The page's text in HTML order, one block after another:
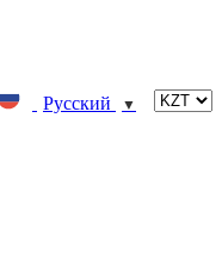
Русский
▼